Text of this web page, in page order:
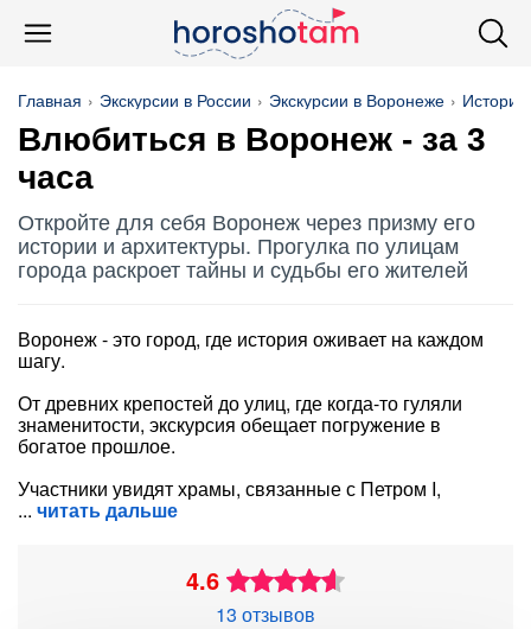
Главная Экскурсии в России Экскурсии в Воронеже История
Влюбиться в Воронеж - за 3
часа
Откройте для себя Воронеж через призму его
истории и архитектуры. Прогулка по улицам
города раскроет тайны и судьбы его жителей
Воронеж - это город, где история оживает на каждом
шагу.
От древних крепостей до улиц, где когда-то гуляли
знаменитости, экскурсия обещает погружение в
богатое прошлое.
Участники увидят храмы, связанные с Петром I,
читать дальше
4.6
13 отзывов